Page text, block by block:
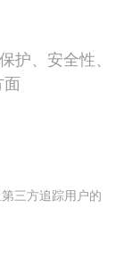
护、安全性、
面
三方追踪用户的